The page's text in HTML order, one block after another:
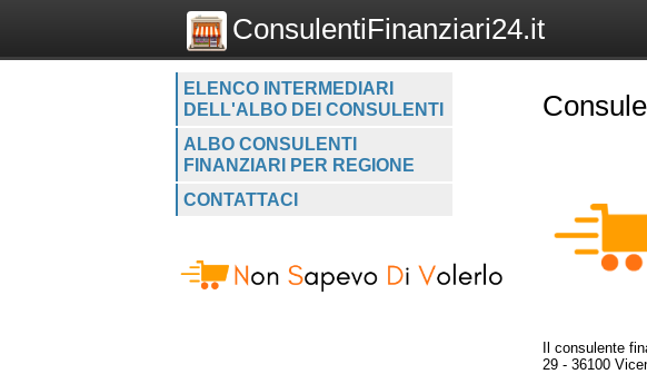
ConsulentiFinanziari24.it
ELENCO INTERMEDIARI
DELL'ALBO DEI CONSULENTI
ALBO CONSULENTI
FINANZIARI PER REGIONE
CONTATTACI
Il consulente
29 - 36100